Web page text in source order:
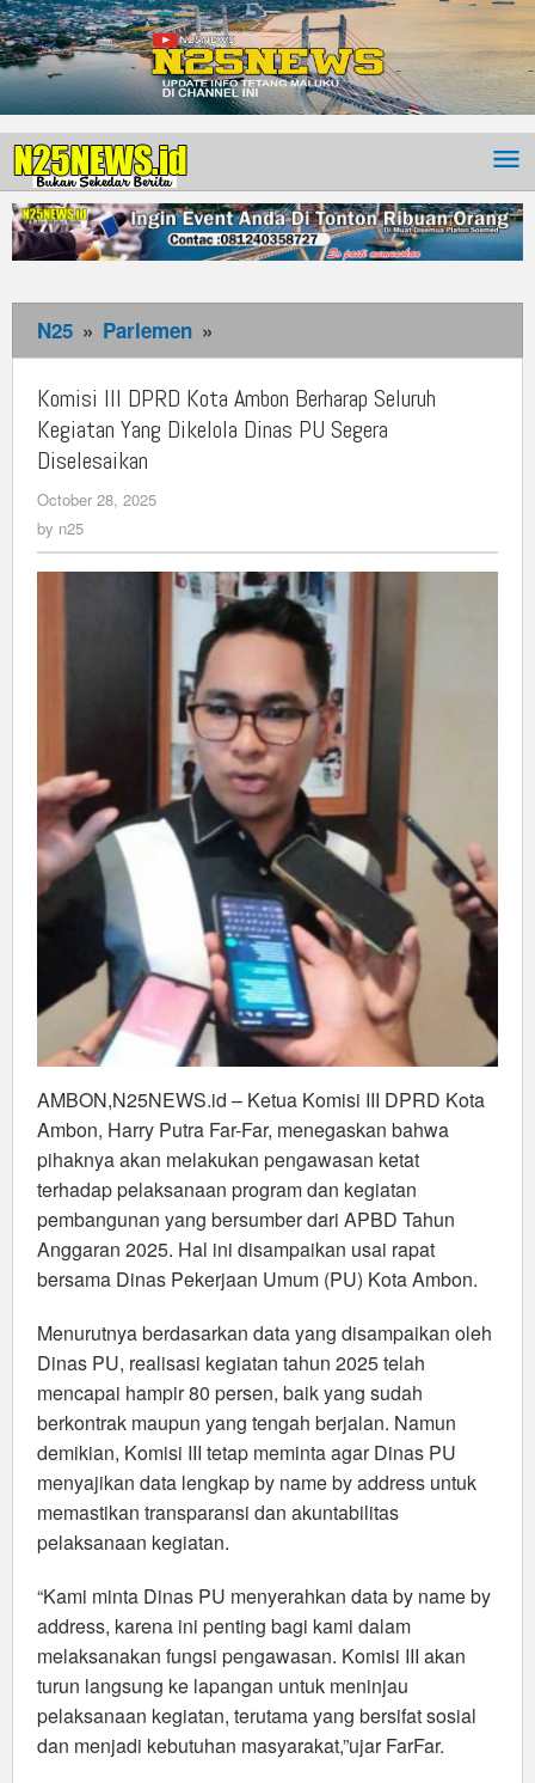
N25 » Parlemen »
III
DPRD
Kota
Yang
Dikelola
Dinas
Segera
Diselesaikan
Komisi III DPRD Kota Ambon Berharap Seluruh
Kegiatan Yang Dikelola Dinas PU Segera
Diselesaikan
October 28, 2025
by n25
AMBON,N25NEWS.id – Ketua Komisi III DPRD Kota
Ambon, Harry Putra Far-Far, menegaskan bahwa
pihaknya akan melakukan pengawasan ketat
terhadap pelaksanaan program dan kegiatan
pembangunan yang bersumber dari APBD Tahun
Anggaran 2025. Hal ini disampaikan usai rapat
bersama Dinas Pekerjaan Umum (PU) Kota Ambon.
Menurutnya berdasarkan data yang disampaikan oleh
Dinas PU, realisasi kegiatan tahun 2025 telah
mencapai hampir 80 persen, baik yang sudah
berkontrak maupun yang tengah berjalan. Namun
demikian, Komisi III tetap meminta agar Dinas PU
menyajikan data lengkap by name by address untuk
memastikan transparansi dan akuntabilitas
pelaksanaan kegiatan.
“Kami minta Dinas PU menyerahkan data by name by
address, karena ini penting bagi kami dalam
melaksanakan fungsi pengawasan. Komisi III akan
turun langsung ke lapangan untuk meninjau
pelaksanaan kegiatan, terutama yang bersifat sosial
dan menjadi kebutuhan masyarakat,”ujar FarFar.